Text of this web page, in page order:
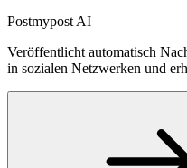
Postmypost AI
Veröffentlicht automatisch
in sozialen Netzwerken und